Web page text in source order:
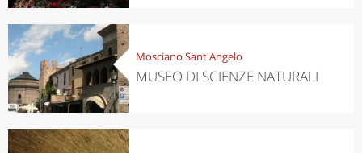
Mosciano Sant'Angelo
MUSEO DI SCIENZE NATURALI